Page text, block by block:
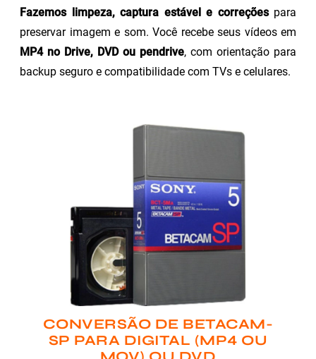
Fazemos limpeza, captura estável e correçõespara
preservar imagem e som. Você recebe seus vídeos em
MP4 no Drive, DVD ou pendrive, com orientação para
backup seguro e compatibilidade com TVs e celulares.
CONVERSÃO DE BETACAM-
SP PARA DIGITAL (MP4 OU